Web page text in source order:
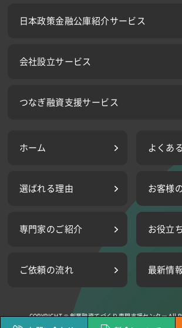
COPYRIGHT ©創業融資てづくり専門支援センター All
日本政策金融公庫紹介サービス
会社設立サービス
つなぎ融資支援サービス
ホーム よくあ
選ばれる理由 お客様
専門家のご紹介 お役立
ご依頼の流れ 最新情